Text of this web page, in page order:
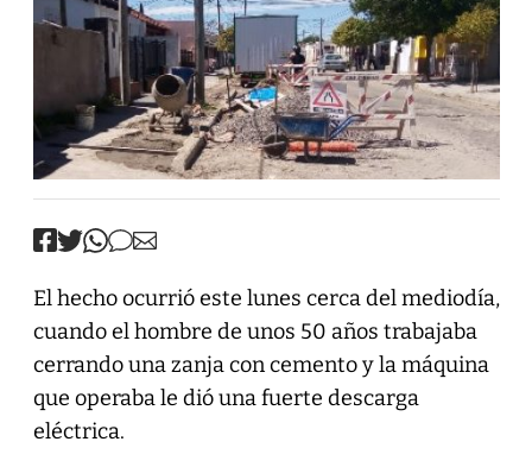
El hecho ocurrió este lunes cerca del mediodía,
cuando el hombre de unos 50 años trabajaba
cerrando una zanja con cemento y la máquina
que operaba le dió una fuerte descarga
eléctrica.